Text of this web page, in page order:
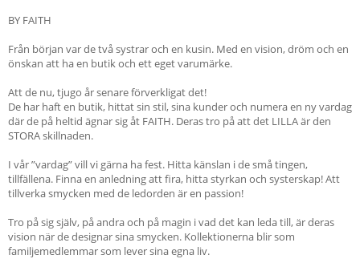
BY FAITH
Från början var de två systrar och en kusin. Med en vision, dröm och en
önskan att ha en butik och ett eget varumärke.
Att de nu, tjugo år senare förverkligat det!
De har haft en butik, hittat sin stil, sina kunder och numera en ny vardag
där de på heltid ägnar sig åt FAITH. Deras tro på att det LILLA är den
STORA skillnaden.
I vår ”vardag” vill vi gärna ha fest. Hitta känslan i de små tingen,
tillfällena. Finna en anledning att fira, hitta styrkan och systerskap! Att
tillverka smycken med de ledorden är en passion!
Tro på sig själv, på andra och på magin i vad det kan leda till, är deras
vision när de designar sina smycken. Kollektionerna blir som
familjemedlemmar som lever sina egna liv.